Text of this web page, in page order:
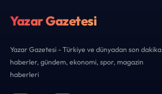
Yazar Gazetesi
Yazar Gazetesi - Türkiye ve dünyadan son dakika
haberler, gündem, ekonomi, spor, magazin
haberleri